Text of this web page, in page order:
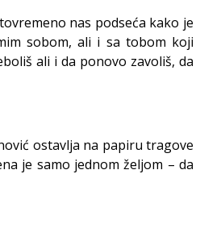
nas podseća kako je
sobom, ali i sa tobom koji
ali i da ponovo zavoliš, da
ostavlja na papiru tragove
je samo jednom željom – da